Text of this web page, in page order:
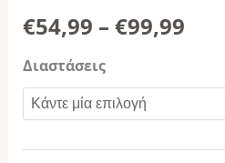
€54,99 – €99,99
Διαστάσεις